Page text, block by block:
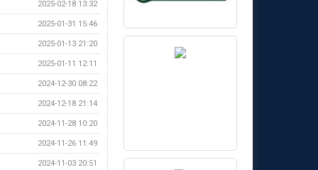
2025-02-18 13:32
2025-01-31 15:46
2025-01-13 21:20
2025-01-11 12:11
2024-12-30 08:22
2024-12-18 21:14
2024-11-28 10:20
2024-11-26 11:49
2024-11-03 20:51